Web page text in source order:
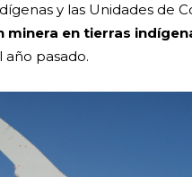
y las Unidades de
minera en tierras
año pasado.